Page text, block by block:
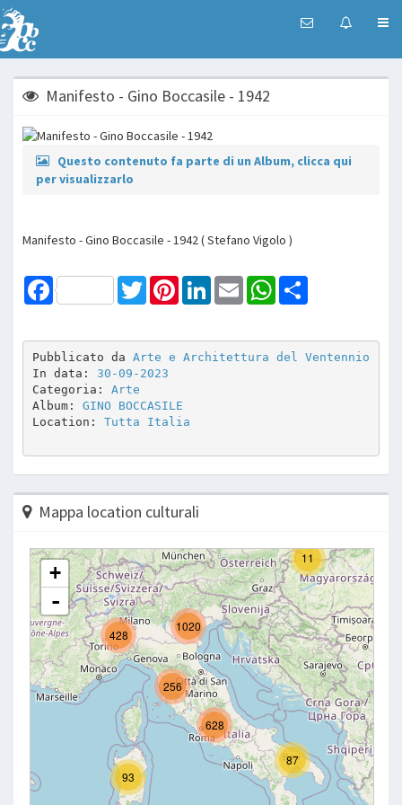
Manifesto - Gino Boccasile - 1942
Questo contenuto fa parte di un Album, clicca qui
per visualizzarlo
Manifesto - Gino Boccasile - 1942 ( Stefano Vigolo )
Facebook TwitterPinterestLinkedInEmail WhatsApp
Pubblicato da Arte e Architettura del Ventennio
In data: 30-09-2023
Categoria: Arte
Album: GINO BOCCASILE
Location: Tutta Italia
Mappa location culturali